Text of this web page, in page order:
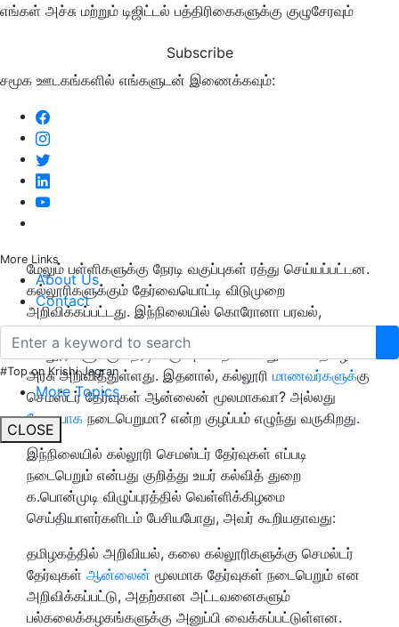
எங்கள் அச்சு மற்றும் டிஜிட்டல் பத்திரிகைகளுக்கு குழுசேரவும்
Subscribe
சமூக ஊடகங்களில் எங்களுடன் இணைக்கவும்:
More Links
About Us
Contact
#Top on Krishi Jagran
More Topics
CLOSE
மேலும் பள்ளிகளுக்கு நேரடி வகுப்புகள் ரத்து செய்யப்பட்டன.
கல்லூரிகளுக்கும் தேர்வையொட்டி விடுமுறை
அறிவிக்கப்பட்டது. இந்நிலையில் கொரோனா பரவல்,
தற்போது குறைந்து வருவதால் பிப்ரவரி 1ஆம் தேதி முதல்
கல்லூரிகளுக்கு நேரடி வகுப்புகள் நடைபெறும் என தமிழக
அரசு அறிவித்துள்ளது. இதனால், கல்லூரி மாணவர்களுக்கு
செமஸ்டர் தேர்வுகள் ஆன்லைன் மூலமாகவா? அல்லது
நேரடியாக நடைபெறுமா? என்ற குழப்பம் எழுந்து வருகிறது.
இந்நிலையில் கல்லூரி செமஸ்டர் தேர்வுகள் எப்படி
நடைபெறும் என்பது குறித்து உயர் கல்வித் துறை
க.பொன்முடி விழுப்புரத்தில் வெள்ளிக்கிழமை
செய்தியாளர்களிடம் பேசியபோது, அவர் கூறியதாவது:
தமிழகத்தில் அறிவியல், கலை கல்லூரிகளுக்கு செமல்டர்
தேர்வுகள் ஆன்லைன் மூலமாக தேர்வுகள் நடைபெறும் என
அறிவிக்கப்பட்டு, அதற்கான அட்டவனைகளும்
பல்கலைக்கழகங்களுக்கு அனுப்பி வைக்கப்பட்டுள்ளன.